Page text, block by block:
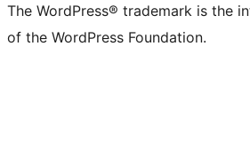
The WordPress® trademark is the
of the WordPress Foundation.